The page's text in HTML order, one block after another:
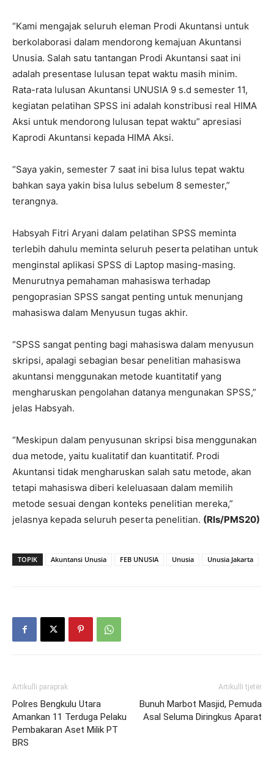
“Kami mengajak seluruh eleman Prodi Akuntansi untuk
berkolaborasi dalam mendorong kemajuan Akuntansi
Unusia. Salah satu tantangan Prodi Akuntansi saat ini
adalah presentase lulusan tepat waktu masih minim.
Rata-rata lulusan Akuntansi UNUSIA 9 s.d semester 11,
kegiatan pelatihan SPSS ini adalah konstribusi real HIMA
Aksi untuk mendorong lulusan tepat waktu” apresiasi
Kaprodi Akuntansi kepada HIMA Aksi.
“Saya yakin, semester 7 saat ini bisa lulus tepat waktu
bahkan saya yakin bisa lulus sebelum 8 semester,”
terangnya.
Habsyah Fitri Aryani dalam pelatihan SPSS meminta
terlebih dahulu meminta seluruh peserta pelatihan untuk
menginstal aplikasi SPSS di Laptop masing-masing.
Menurutnya pemahaman mahasiswa terhadap
pengoprasian SPSS sangat penting untuk menunjang
mahasiswa dalam Menyusun tugas akhir.
“SPSS sangat penting bagi mahasiswa dalam menyusun
skripsi, apalagi sebagian besar penelitian mahasiswa
akuntansi menggunakan metode kuantitatif yang
mengharuskan pengolahan datanya mengunakan SPSS,”
jelas Habsyah.
“Meskipun dalam penyusunan skripsi bisa menggunakan
dua metode, yaitu kualitatif dan kuantitatif. Prodi
Akuntansi tidak mengharuskan salah satu metode, akan
tetapi mahasiswa diberi keleluasaan dalam memilih
metode sesuai dengan konteks penelitian mereka,”
jelasnya kepada seluruh peserta penelitian. (Rls/PMS20)
TOPIK Akuntansi Unusia FEB UNUSIA Unusia Unusia Jakarta
Artikulli paraprak
Polres Bengkulu Utara
Amankan 11 Terduga Pelaku
Pembakaran Aset Milik PT
BRS
Artikulli tjetër
Bunuh Marbot Masjid, Pemuda
Asal Seluma Diringkus Aparat